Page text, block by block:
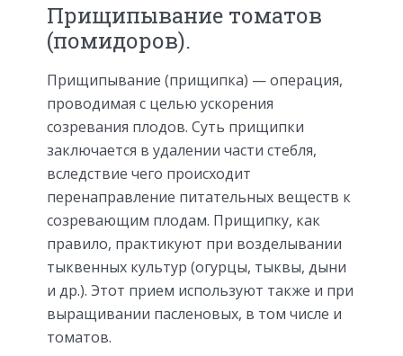
Прищипывание томатов
(помидоров).
Прищипывание (прищипка) — операция,
проводимая с целью ускорения
созревания плодов. Суть прищипки
заключается в удалении части стебля,
вследствие чего происходит
перенаправление питательных веществ к
созревающим плодам. Прищипку, как
правило, практикуют при возделывании
тыквенных культур (огурцы, тыквы, дыни
и др.). Этот прием используют также и при
выращивании пасленовых, в том числе и
томатов.